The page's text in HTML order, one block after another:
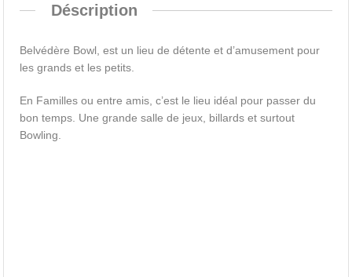
Déscription
Belvédère Bowl, est un lieu de détente et d’amusement pour
les grands et les petits.
En Familles ou entre amis, c’est le lieu idéal pour passer du
bon temps. Une grande salle de jeux, billards et surtout
Bowling.